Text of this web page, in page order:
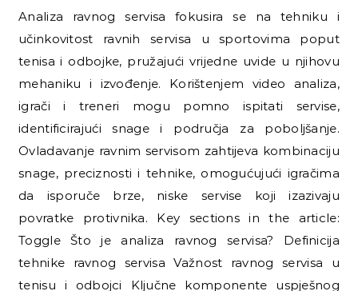
Analiza ravnog servisa fokusira se na tehniku i
učinkovitost ravnih servisa u sportovima poput
tenisa i odbojke, pružajući vrijedne uvide u njihovu
mehaniku i izvođenje. Korištenjem video analiza,
igrači i treneri mogu pomno ispitati servise,
identificirajući snage i područja za poboljšanje.
Ovladavanje ravnim servisom zahtijeva kombinaciju
snage, preciznosti i tehnike, omogućujući igračima
da isporuče brze, niske servise koji izazivaju
povratke protivnika. Key sections in the article:
Toggle Što je analiza ravnog servisa? Definicija
tehnike ravnog servisa Važnost ravnog servisa u
tenisu i odbojci Ključne komponente uspješnog